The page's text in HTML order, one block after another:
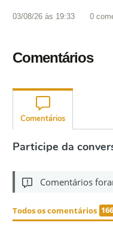
03/08/26 às 19:33 0
Comentários